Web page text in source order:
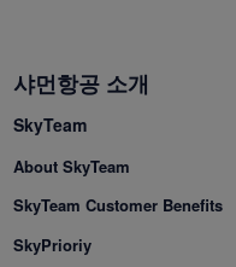
샤먼항공 소개
SkyTeam
About SkyTeam
SkyTeam Customer Benefits
SkyPrioriy